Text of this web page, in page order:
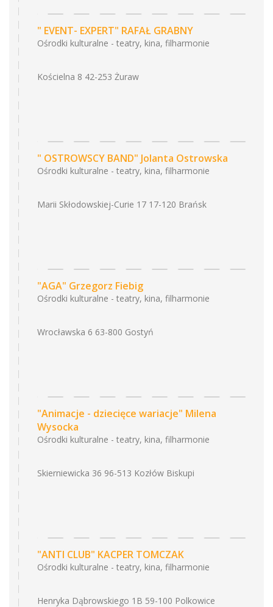
" EVENT- EXPERT" RAFAŁ GRABNY
Ośrodki kulturalne - teatry, kina, filharmonie
Kościelna 8 42-253 Żuraw
" OSTROWSCY BAND" Jolanta Ostrowska
Ośrodki kulturalne - teatry, kina, filharmonie
Marii Skłodowskiej-Curie 17 17-120 Brańsk
"AGA" Grzegorz Fiebig
Ośrodki kulturalne - teatry, kina, filharmonie
Wrocławska 6 63-800 Gostyń
"Animacje - dziecięce wariacje" Milena
Wysocka
Ośrodki kulturalne - teatry, kina, filharmonie
Skierniewicka 36 96-513 Kozłów Biskupi
"ANTI CLUB" KACPER TOMCZAK
Ośrodki kulturalne - teatry, kina, filharmonie
Henryka Dąbrowskiego 1B 59-100 Polkowice